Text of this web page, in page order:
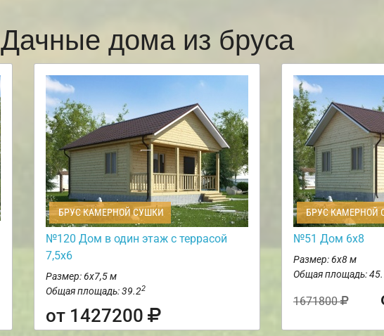
Дачные дома из бруса
БРУС КАМЕРНОЙ СУШКИ
№120 Дом в один этаж с террасой
7,5х6
Размер: 6х7,5 м
Общая площадь: 39.22
от 1427200
БРУС КАМЕРНОЙ
№51 Дом 6х8
Размер: 6х8 м
Общая площадь:
1671800